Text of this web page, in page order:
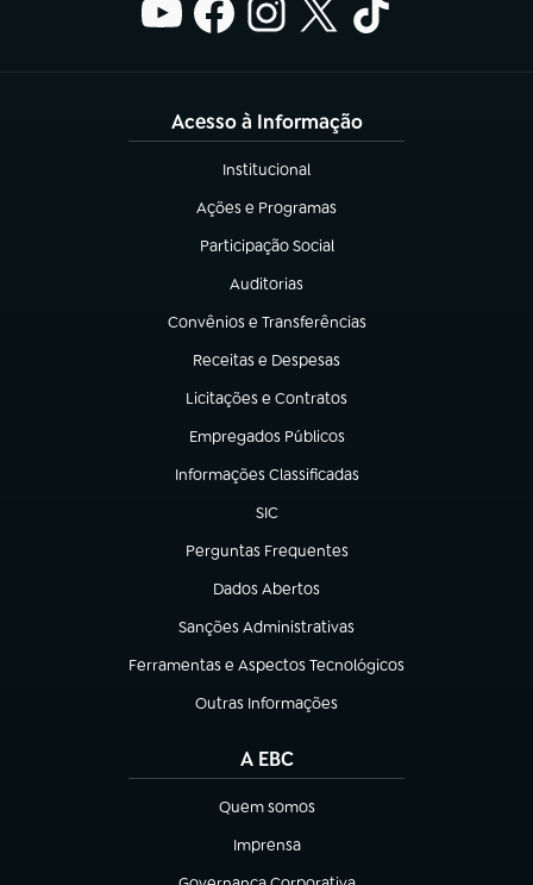
Acesso à Informação
Institucional
(abre em nova aba)
Ações e Programas
(abre em nova aba)
Participação Social
(abre em nova aba)
Auditorias
(abre em nova aba)
Convênios e Transferências
(abre em nova aba)
Receitas e Despesas
(abre em nova aba)
Licitações e Contratos
(abre em nova aba)
Empregados Públicos
(abre em nova aba)
Informações Classificadas
(abre em nova aba)
SIC
(abre em nova aba)
Perguntas Frequentes
(abre em nova aba)
Dados Abertos
(abre em nova aba)
Sanções Administrativas
(abre em nova aba)
Ferramentas e Aspectos Tecnológicos
(abre em nova aba)
Outras Informações
(abre em nova aba)
A EBC
Quem somos
(abre em nova aba)
Imprensa
(abre em nova aba)